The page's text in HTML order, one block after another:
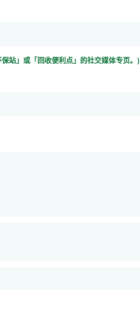
站」或「回收便利点」的社交媒体专页。)